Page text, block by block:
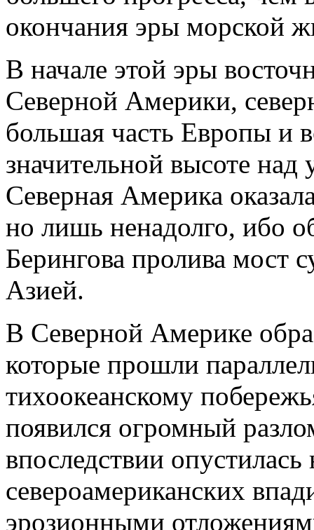
окончания эры морской
В начале этой эры
Северной Америки,
большая часть Европы и
значительной высоте
Северная Америка
но лишь ненадолго, ибо
Берингова пролива мост
Азией.
В Северной Америке
которые прошли
тихоокеанскому
появился огромный
впоследствии
североамериканских
эрозионными